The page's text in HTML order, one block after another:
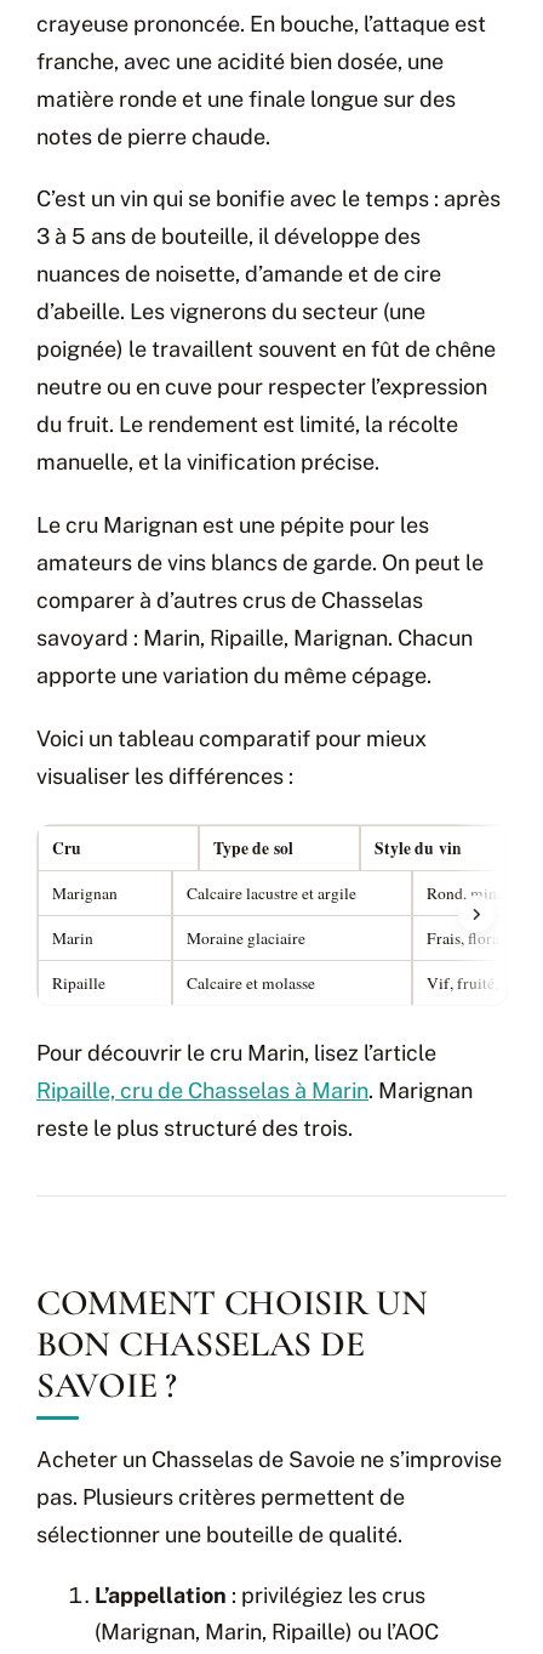
crayeuse prononcée. En bouche, l’attaque est
franche, avec une acidité bien dosée, une
matière ronde et une finale longue sur des
notes de pierre chaude.
C’est un vin qui se bonifie avec le temps : après
3 à 5 ans de bouteille, il développe des
nuances de noisette, d’amande et de cire
d’abeille. Les vignerons du secteur (une
poignée) le travaillent souvent en fût de chêne
neutre ou en cuve pour respecter l’expression
du fruit. Le rendement est limité, la récolte
manuelle, et la vinification précise.
Le cru Marignan est une pépite pour les
amateurs de vins blancs de garde. On peut le
comparer à d’autres crus de Chasselas
savoyard : Marin, Ripaille, Marignan. Chacun
apporte une variation du même cépage.
Voici un tableau comparatif pour mieux
visualiser les différences :
Cru Type de sol Style du vin
Marignan Calcaire lacustre et argile Rond, minéral,
Marin Moraine glaciaire Frais, floral,
Ripaille Calcaire et molasse Vif, fruité,
Pour découvrir le cru Marin, lisez l’article
Ripaille, cru de Chasselas à Marin. Marignan
reste le plus structuré des trois.
COMMENT CHOISIR UN
BON CHASSELAS DE
SAVOIE ?
Acheter un Chasselas de Savoie ne s’improvise
pas. Plusieurs critères permettent de
sélectionner une bouteille de qualité.
L’appellation : privilégiez les crus
(Marignan, Marin, Ripaille) ou l’AOC